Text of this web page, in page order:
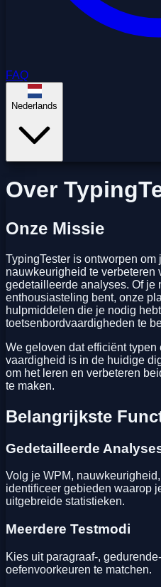
FAQ
Nederlands
Over
Onze Missie
TypingTester is ontworpen
nauwkeurigheid te verbeteren
gedetailleerde analyses. Of je
enthousiasteling bent, onze
hulpmiddelen die je nodig
toetsenbordvaardigheden te
We geloven dat efficiënt typen
vaardigheid is in de huidige
om het leren en verbeteren
te maken.
Belangrijkste
Gedetailleerde
Volg je WPM,
identificeer gebieden waarop
uitgebreide statistieken.
Meerdere Testmodi
Kies uit paragraaf-,
oefenvoorkeuren te matchen.